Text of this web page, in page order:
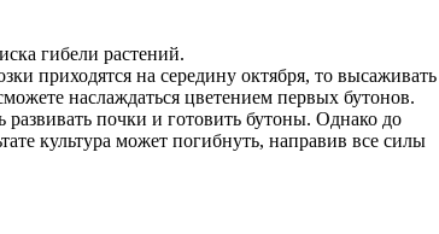
гибели растений.
приходятся на середину октября, то высаживать
наслаждаться цветением первых бутонов.
почки и готовить бутоны. Однако до
культура может погибнуть, направив все силы